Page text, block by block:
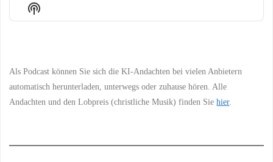
Show
Podcast
Als Podcast können Sie sich die KI-Andachten bei vielen Anbietern
automatisch herunterladen, unterwegs oder zuhause hören. Alle
Andachten und den Lobpreis (christliche Musik) finden Siehier.